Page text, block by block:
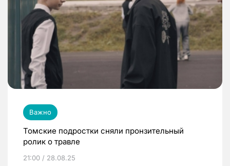
Важно
Томские подростки сняли пронзительный
ролик о травле
21:00 / 28.08.25